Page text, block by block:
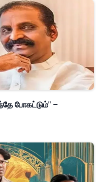
போகட்டும்" –